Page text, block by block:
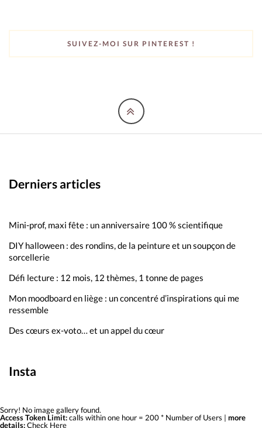
SUIVEZ-MOI SUR PINTEREST !
Derniers articles
Mini-prof, maxi fête : un anniversaire 100 % scientifique
DIY halloween : des rondins, de la peinture et un soupçon de
sorcellerie
Défi lecture : 12 mois, 12 thèmes, 1 tonne de pages
Mon moodboard en liège : un concentré d’inspirations qui me
ressemble
Des cœurs ex-voto… et un appel du cœur
Insta
Sorry! No image gallery found.
Access Token Limit:calls within one hour = 200 * Number of Users | more
details:Check Here